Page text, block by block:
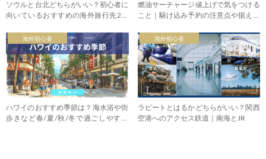
ソウルと台北どちらがいい？初心者に
向いているおすすめの海外旅行先2つ
燃油サーチャージ値上げで気をつける
こと｜駆け込み予約の注意点や据え置
海外初心者
ハワイのおすすめ季節は？海水浴や街
歩きなど春/夏/秋/冬で過ごしやすい
海外初心者
ラピートとはるかどちらがいい？関西
空港へのアクセス鉄道｜南海とJR